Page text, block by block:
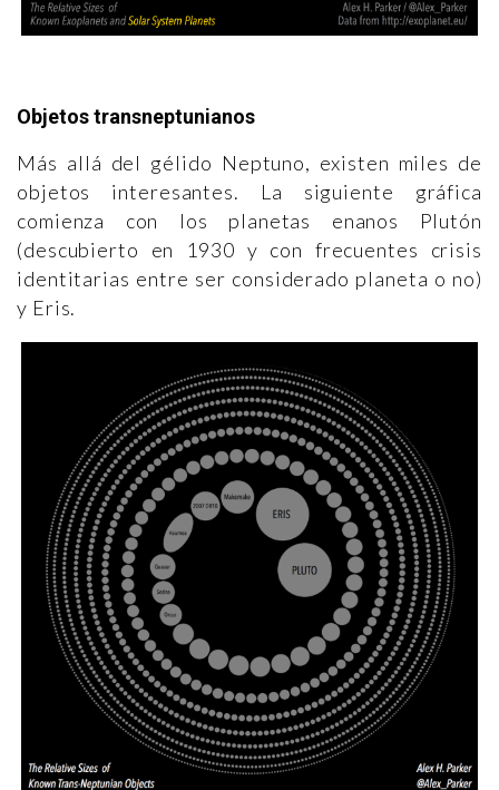
Objetos transneptunianos
Más allá del gélido Neptuno, existen miles de
objetos interesantes. La siguiente gráfica
comienza con los planetas enanos Plutón
(descubierto en 1930 y con frecuentes crisis
identitarias entre ser considerado planeta o no)
y Eris.